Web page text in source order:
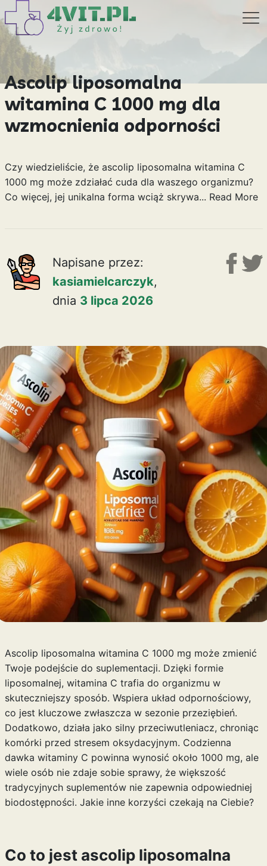
Ascolip liposomalna
witamina C 1000 mg dla
wzmocnienia odporności
Czy wiedzieliście, że ascolip liposomalna witamina C
1000 mg może zdziałać cuda dla waszego organizmu?
Co więcej, jej unikalna forma wciąż skrywa... Read More
Napisane przez:
kasiamielcarczyk,
dnia 3 lipca 2026
Ascolip liposomalna witamina C 1000 mg może zmienić
Twoje podejście do suplementacji. Dzięki formie
liposomalnej, witamina C trafia do organizmu w
skuteczniejszy sposób. Wspiera układ odpornościowy,
co jest kluczowe zwłaszcza w sezonie przeziębień.
Dodatkowo, działa jako silny przeciwutleniacz, chroniąc
komórki przed stresem oksydacyjnym. Codzienna
dawka witaminy C powinna wynosić około 1000 mg, ale
wiele osób nie zdaje sobie sprawy, że większość
tradycyjnych suplementów nie zapewnia odpowiedniej
biodostępności. Jakie inne korzyści czekają na Ciebie?
Co to jest ascolip liposomalna